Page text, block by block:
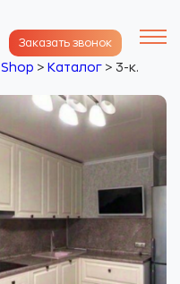
Заказать звонок
Shop > Каталог > 3-к.